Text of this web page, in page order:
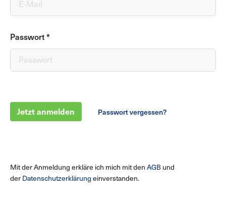
Passwort*
Jetzt anmelden Passwort vergessen?
Mit der Anmeldung erkläre ich mich mit den AGB und
der Datenschutzerklärung einverstanden.